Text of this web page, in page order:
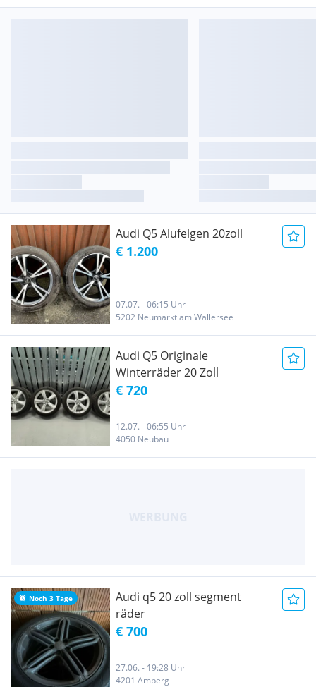
Audi Q5 Alufelgen 20zoll
€ 1.200
07.07. - 06:15 Uhr
5202 Neumarkt am Wallersee
Audi Q5 Originale
Winterräder 20 Zoll
€ 720
12.07. - 06:55 Uhr
4050 Neubau
Noch 3 Tage
Audi q5 20 zoll segment
räder
€ 700
27.06. - 19:28 Uhr
4201 Amberg